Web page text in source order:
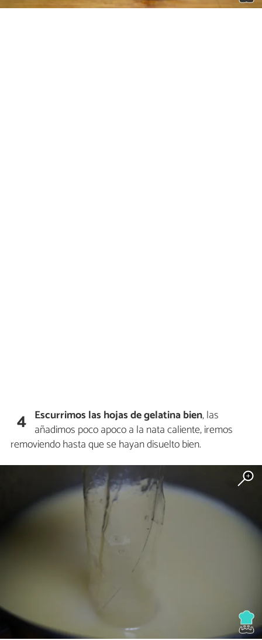
4 Escurrimos las hojas de gelatina bien, las
añadimos poco apoco a la nata caliente, iremos
removiendo hasta que se hayan disuelto bien.